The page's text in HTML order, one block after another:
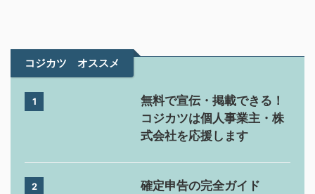
コジカツ オススメ
1
無料で宣伝・掲載できる！
コジカツは個人事業主・株
式会社を応援します
2
確定申告の完全ガイド